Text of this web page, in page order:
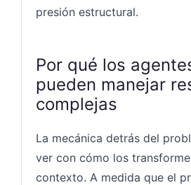
presión estructural.
Por qué los
pueden manejar
complejas
La mecánica detrás del
ver con cómo los
contexto. A medida que el